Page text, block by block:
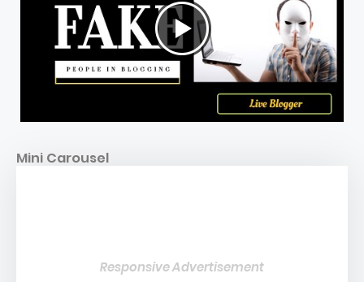
Mini Carousel
Responsive Advertisement